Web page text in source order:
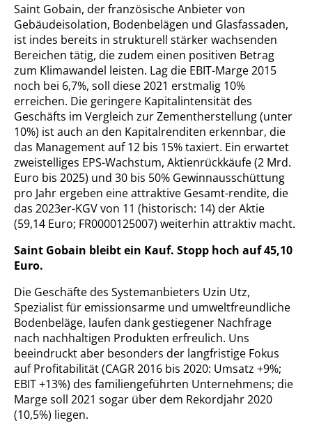
Saint Gobain, der französische Anbieter von
Gebäudeisolation, Bodenbelägen und Glasfassaden,
ist indes bereits in strukturell stärker wachsenden
Bereichen tätig, die zudem einen positiven Betrag
zum Klimawandel leisten. Lag die EBIT-Marge 2015
noch bei 6,7%, soll diese 2021 erstmalig 10%
erreichen. Die geringere Kapitalintensität des
Geschäfts im Vergleich zur Zementherstellung (unter
10%) ist auch an den Kapitalrenditen erkennbar, die
das Management auf 12 bis 15% taxiert. Ein erwartet
zweistelliges EPS-Wachstum, Aktienrückkäufe (2 Mrd.
Euro bis 2025) und 30 bis 50% Gewinnausschüttung
pro Jahr ergeben eine attraktive Gesamt-rendite, die
das 2023er-KGV von 11 (historisch: 14) der Aktie
(59,14 Euro; FR0000125007) weiterhin attraktiv macht.
Saint Gobain bleibt ein Kauf. Stopp hoch auf 45,10
Euro.
Die Geschäfte des Systemanbieters Uzin Utz,
Spezialist für emissionsarme und umweltfreundliche
Bodenbeläge, laufen dank gestiegener Nachfrage
nach nachhaltigen Produkten erfreulich. Uns
beeindruckt aber besonders der langfristige Fokus
auf Profitabilität (CAGR 2016 bis 2020: Umsatz +9%;
EBIT +13%) des familiengeführten Unternehmens; die
Marge soll 2021 sogar über dem Rekordjahr 2020
(10,5%) liegen.